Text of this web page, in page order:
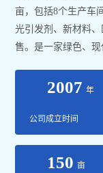
亩，包括8个生产车
光引发剂、新材料
售。是一家绿色、现
2007 年
公司成立时间
150 亩